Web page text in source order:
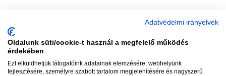
Adatvédelmi irányelvek
Oldalunk süti/cookie-t használ a megfelelő működés
érdekében
Ezt elküldhetjük látogatóink adatainak elemzésére, webhelyünk
fejlesztésére, személyre szabott tartalom megjelenítésére és nagyszerű